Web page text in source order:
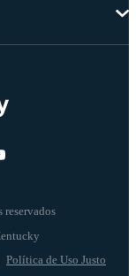
Política de Uso Justo